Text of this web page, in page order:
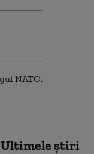
Ultimele știri